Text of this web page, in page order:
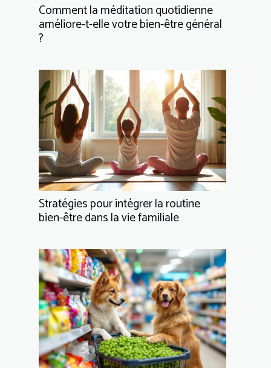
Comment la méditation quotidienne
améliore-t-elle votre bien-être général
?
Stratégies pour intégrer la routine
bien-être dans la vie familiale